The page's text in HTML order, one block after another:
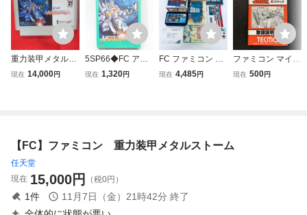
重力装甲メタルス
トーム ファミコン
現在 14,000円
5SP66◆FC アイ
レム 重力装甲メタ
現在 1,320円
FC ファミコン 貝
獣物語 ソフト 箱
現在 4,485円
ファミコン マイテ
ィボンジャック 取
ジ FC 1986
現在 500円
【FC】ファミコン 重力装甲メタルストーム
任天堂
現在 15,000円 （税0円）
1件 11月7日（金）21時42分 終了